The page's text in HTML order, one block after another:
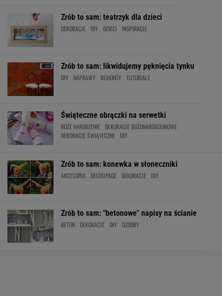
Zrób to sam: teatrzyk dla dzieci
DEKORACJE DIY DZIECI INSPIRACJE
Zrób to sam: likwidujemy pęknięcia tynku
DIY NAPRAWY REMONTY TUTORIALE
Świąteczne obrączki na serwetki
BOŻE NARODZENIE
DEKORACJE BOŻONARODZENIOWE
DEKORACJE ŚWIĄTECZNE
DIY
Zrób to sam: konewka w słoneczniki
AKCESORIA DECOUPAGE DEKORACJE DIY
Zrób to sam: "betonowe" napisy na ścianie
BETON DEKORACJE DIY OZDOBY